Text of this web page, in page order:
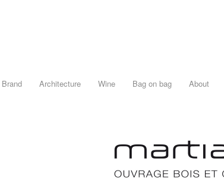
Brand Architecture Wine Bag on bag About